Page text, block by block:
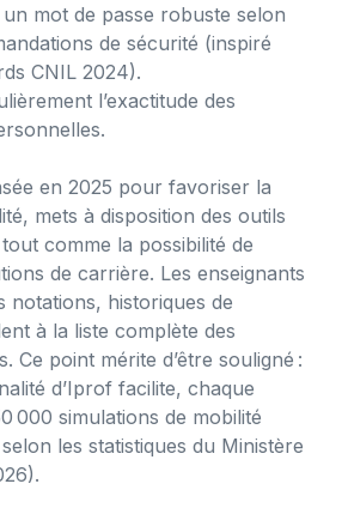
mot de passe robuste selon
de sécurité (inspiré
CNIL 2024).
l’exactitude des
en 2025 pour favoriser la
mets à disposition des outils
comme la possibilité de
de carrière. Les enseignants
notations, historiques de
à la liste complète des
Ce point mérite d’être souligné :
d’Iprof facilite, chaque
000 simulations de mobilité
les statistiques du Ministère